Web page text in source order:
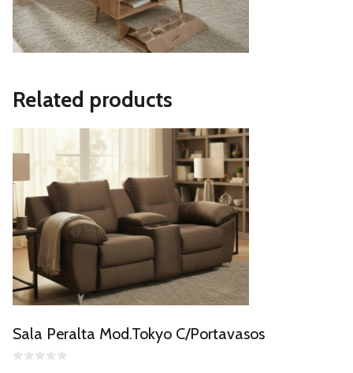
Related products
Sala Peralta Mod.Tokyo C/Portavasos